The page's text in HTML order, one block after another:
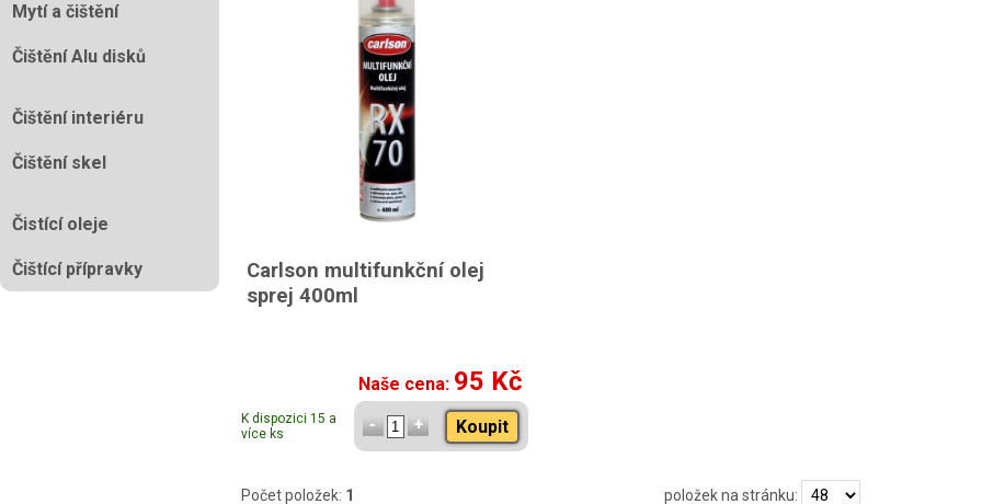
Mytí a čištění
Čištění Alu disků
Čištění interiéru
Čištění skel
Čistící oleje
Čištící přípravky
Carlson multifunkční olej
sprej 400ml
Naše cena: 95 Kč
K dispozici 15 a
více ks
Koupit
Počet položek: 1 položek na stránku: